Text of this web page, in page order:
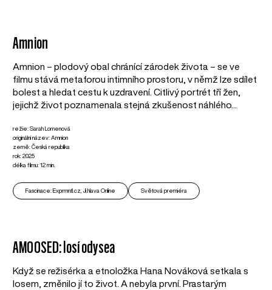
Amnion
Amnion – plodový obal chránící zárodek života – se ve
filmu stává metaforou intimního prostoru, v němž lze sdílet
bolest a hledat cestu k uzdravení. Citlivý portrét tří žen,
jejichž život poznamenala stejná zkušenost náhlého...
režie: Sarah Lomenová
originální název: Amnion
země: Česká republika
rok: 2025
délka filmu: 12 min.
Fascinace: Exprmntl.cz, Ji.hlava Online Světová premiéra
AMOOSED: losí odysea
Když se režisérka a etnoložka Hana Nováková setkala s
losem, změnilo jí to život. A nebyla první. Prastarým